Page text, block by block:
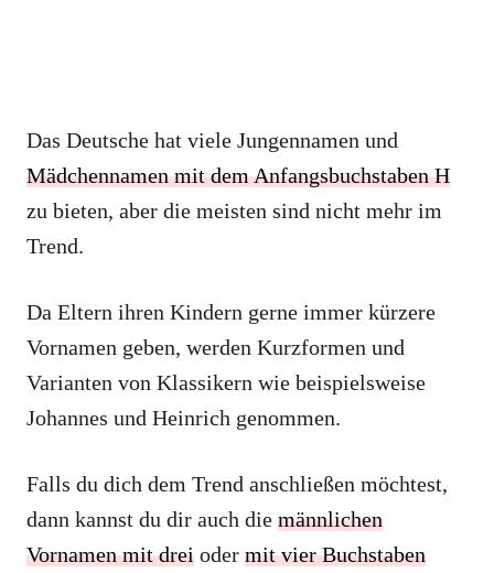
Das Deutsche hat viele Jungennamen und
Mädchennamen mit dem Anfangsbuchstaben H
zu bieten, aber die meisten sind nicht mehr im
Trend.
Da Eltern ihren Kindern gerne immer kürzere
Vornamen geben, werden Kurzformen und
Varianten von Klassikern wie beispielsweise
Johannes und Heinrich genommen.
Falls du dich dem Trend anschließen möchtest,
dann kannst du dir auch die männlichen
Vornamen mit drei oder mit vier Buchstaben